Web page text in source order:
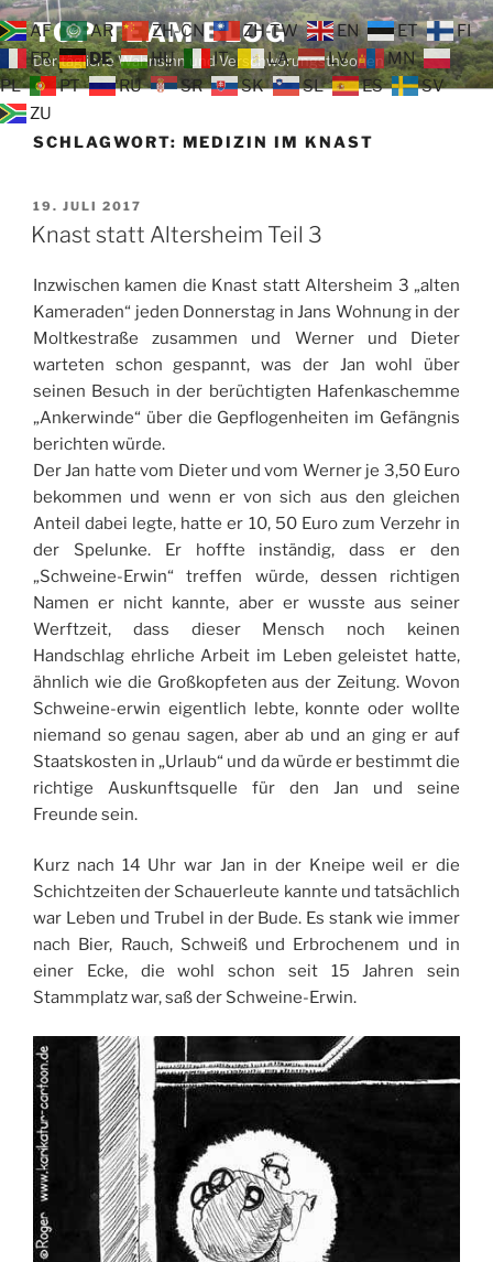
Zum
Inhalt
springen
TOP TEAM BLOG
Der tägliche Wahnsinn und Verschwörungstheorien
SCHLAGWORT: MEDIZIN IM KNAST
VERÖFFENTLICHT
AM
19. JULI 2017
Knast statt Altersheim Teil 3
Inzwischen kamen die Knast statt Altersheim 3 „alten
Kameraden“ jeden Donnerstag in Jans Wohnung in der
Moltkestraße zusammen und Werner und Dieter
warteten schon gespannt, was der Jan wohl über
seinen Besuch in der berüchtigten Hafenkaschemme
„Ankerwinde“ über die Gepflogenheiten im Gefängnis
berichten würde.
Der Jan hatte vom Dieter und vom Werner je 3,50 Euro
bekommen und wenn er von sich aus den gleichen
Anteil dabei legte, hatte er 10, 50 Euro zum Verzehr in
der Spelunke. Er hoffte inständig, dass er den
„Schweine-Erwin“ treffen würde, dessen richtigen
Namen er nicht kannte, aber er wusste aus seiner
Werftzeit, dass dieser Mensch noch keinen
Handschlag ehrliche Arbeit im Leben geleistet hatte,
ähnlich wie die Großkopfeten aus der Zeitung. Wovon
Schweine-erwin eigentlich lebte, konnte oder wollte
niemand so genau sagen, aber ab und an ging er auf
Staatskosten in „Urlaub“ und da würde er bestimmt die
richtige Auskunftsquelle für den Jan und seine
Freunde sein.
Kurz nach 14 Uhr war Jan in der Kneipe weil er die
Schichtzeiten der Schauerleute kannte und tatsächlich
war Leben und Trubel in der Bude. Es stank wie immer
nach Bier, Rauch, Schweiß und Erbrochenem und in
einer Ecke, die wohl schon seit 15 Jahren sein
Stammplatz war, saß der Schweine-Erwin.
AF AR ZH-CN ZH-TW EN ET
FI
FR
DE HU IT LA LV
MN
PL
PT RU SR SK SL ES
SV
ZU